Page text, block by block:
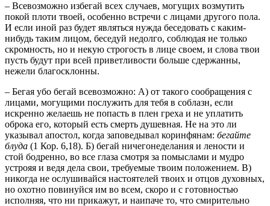
– Всевозможно избегай всех случаев, могущих возмутить
покой плоти твоей, особенно встречи с лицами другого пола.
И если иной раз будет являться нужда беседовать с каким-
нибудь таким лицом, беседуй недолго, соблюдая не только
скромность, но и некую строгость в лице своем, и слова твои
пусть будут при всей приветливости больше сдержанны,
нежели благосклонны.
– Бегая убо бегай всевозможно: А) от такого сообращения с
лицами, могущими послужить для тебя в соблазн, если
искренно желаешь не попасть в плен греха и не уплатить
оброка его, который есть смерть душевная. Не на это ли
указывал апостол, когда заповедывал коринфянам: бегайте
блуда (1 Кор. 6,18). Б) бегай ничегонеделания и лености и
стой бодренно, во все глаза смотря за помыслами и мудро
устрояя и ведя дела свои, требуемые твоим положением. В)
никогда не ослушивайся настоятелей твоих и отцов духовных,
но охотно повинуйся им во всем, скоро и с готовностью
исполняя, что ни прикажут, и наипаче то, что смирительно